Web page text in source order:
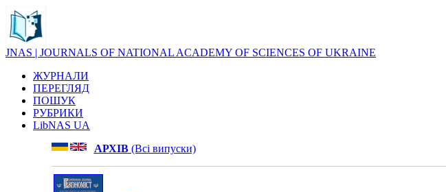
JNAS | JOURNALS OF NATIONAL ACADEMY OF SCIENCES OF UKRAINE
ЖУРНАЛИ
ПЕРЕГЛЯД
ПОШУК
РУБРИКИ
LibNAS UA
АРХІВ(Всі випуски)